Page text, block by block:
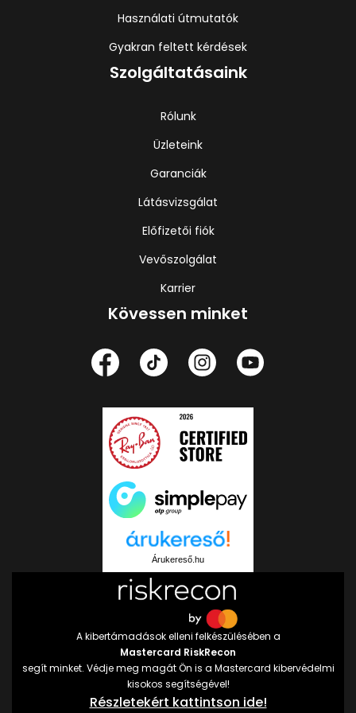
Használati útmutatók
Gyakran feltett kérdések
Szolgáltatásaink
Rólunk
Üzleteink
Garanciák
Látásvizsgálat
Előfizetői fiók
Vevőszolgálat
Karrier
Kövessen minket
Árukereső.hu
A kibertámadások elleni felkészülésében a
Mastercard RiskRecon
segít minket. Védje meg magát Ön is a Mastercard kibervédelmi
kisokos segítségével!
Részletekért kattintson ide!